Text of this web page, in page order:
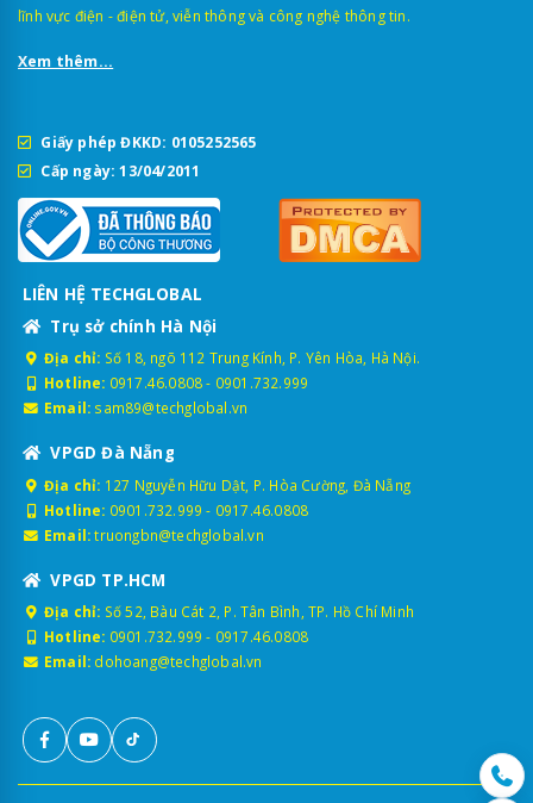
lĩnh vực điện - điện tử, viễn thông và công nghệ thông tin.
Xem thêm...
Giấy phép ĐKKD: 0105252565
Cấp ngày: 13/04/2011
LIÊN HỆ TECHGLOBAL
Trụ sở chính Hà Nội
Địa chỉ: Số 18, ngõ 112 Trung Kính, P. Yên Hòa, Hà Nội.
Hotline: 0917.46.0808- 0901.732.999
Email: sam89@techglobal.vn
VPGD Đà Nẵng
Địa chỉ: 127 Nguyễn Hữu Dật, P. Hòa Cường, Đà Nẵng
Hotline: 0901.732.999 - 0917.46.0808
Email: truongbn@techglobal.vn
VPGD TP.HCM
Địa chỉ: Số 52, Bàu Cát 2, P. Tân Bình, TP. Hồ Chí Minh
Hotline: 0901.732.999 - 0917.46.0808
Email: dohoang@techglobal.vn